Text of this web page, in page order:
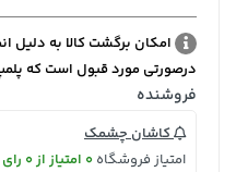
امکان برگشت کالا به دلیل
درصورتی مورد قبول است که
فروشنده
کاشان چشمک
امتیاز فروشگاه 0 امتیاز از 0 رای